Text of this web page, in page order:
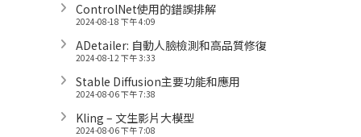
ControlNet使用的錯誤排解
2024-08-18 下午 4:09
ADetailer: 自動人臉檢測和高品質修復
2024-08-12 下午 3:33
Stable Diffusion主要功能和應用
2024-08-06 下午 7:38
Kling – 文生影片大模型
2024-08-06 下午 7:08